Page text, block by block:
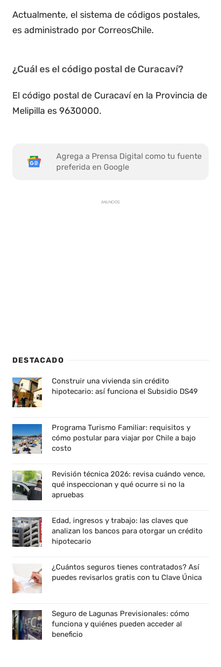
Actualmente, el sistema de códigos postales,
es administrado por CorreosChile.
¿Cuál es el código postal de Curacaví?
El código postal de Curacaví en la Provincia de
Melipilla es 9630000.
Agrega a Prensa Digital como tu fuente
preferida en Google
ANUNCIOS
DESTACADO
Construir una vivienda sin crédito
hipotecario: así funciona el Subsidio DS49
Programa Turismo Familiar: requisitos y
cómo postular para viajar por Chile a bajo
costo
Revisión técnica 2026: revisa cuándo vence,
qué inspeccionan y qué ocurre si no la
apruebas
Edad, ingresos y trabajo: las claves que
analizan los bancos para otorgar un crédito
hipotecario
¿Cuántos seguros tienes contratados? Así
puedes revisarlos gratis con tu Clave Única
Seguro de Lagunas Previsionales: cómo
funciona y quiénes pueden acceder al
beneficio